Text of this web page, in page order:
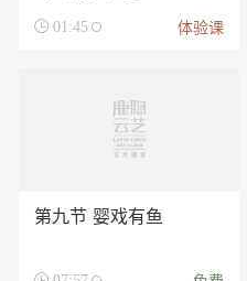
 01:45 体验课
第九节 婴戏有鱼